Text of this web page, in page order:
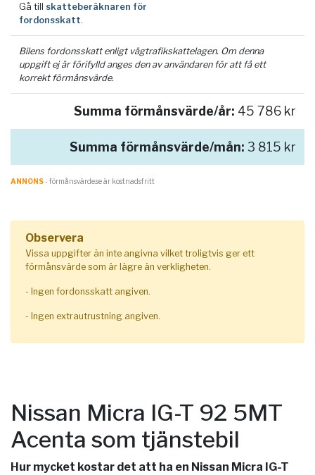
Gå till skatteberäknaren för
fordonsskatt.
Bilens fordonsskatt enligt vägtrafikskattelagen. Om denna
uppgift ej är förifylld anges den av användaren för att få ett
korrekt förmånsvärde.
Summa förmånsvärde/år: 45 786 kr
Summa förmånsvärde/mån: 3 815 kr
ANNONS- förmånsvärde.se är kostnadsfritt
Observera
Vissa uppgifter än inte angivna vilket troligtvis ger ett
förmånsvärde som är lägre än verkligheten.
- Ingen fordonsskatt angiven.
- Ingen extrautrustning angiven.
Nissan Micra IG-T 92 5MT
Acenta som tjänstebil
Hur mycket kostar det att ha en Nissan Micra IG-T